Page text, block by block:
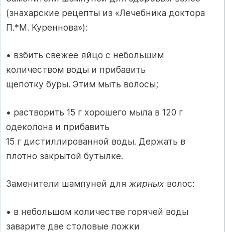
(знахарские рецепты из «Лечебника доктора
П.*М. Куреннова»):
• взбить свежее яйцо с небольшим
количеством воды и прибавить
щепотку буры. Этим мыть волосы;
• растворить 15 г хорошего мыла в 120 г
одеколона и прибавить
15 г дистиллированной воды. Держать в
плотно закрытой бутылке.
Заменители шампуней для жирных волос:
• в небольшом количестве горячей воды
заварите две столовые ложки